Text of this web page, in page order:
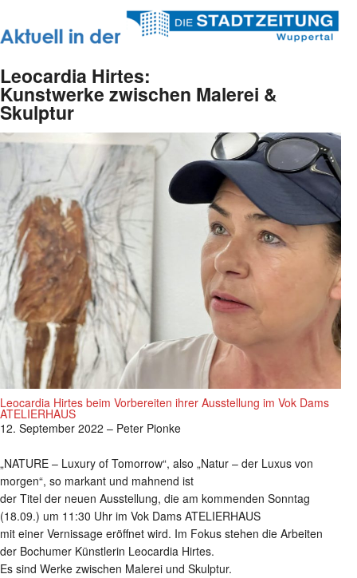
Leocardia Hirtes:
Kunstwerke zwischen Malerei &
Skulptur
Leocardia Hirtes beim Vorbereiten ihrer Ausstellung im Vok Dams
ATELIERHAUS
12. September 2022 – Peter Pionke
„NATURE – Luxury of Tomorrow“, also „Natur – der Luxus von
morgen“, so markant und mahnend ist
der Titel der neuen Ausstellung, die am kommenden Sonntag
(18.09.) um 11:30 Uhr im Vok Dams ATELIERHAUS
mit einer Vernissage eröffnet wird. Im Fokus stehen die Arbeiten
der Bochumer Künstlerin Leocardia Hirtes.
Es sind Werke zwischen Malerei und Skulptur.